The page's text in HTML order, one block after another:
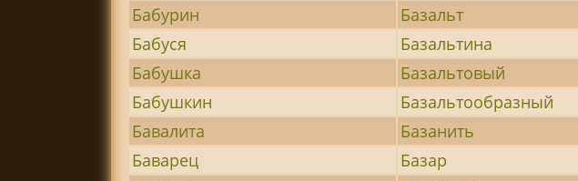
Бабурин
Базальт
Бабуся
Базальтина
Бабушка
Базальтовый
Бабушкин
Базальтообразный
Бавалита
Базанить
Баварец
Базар